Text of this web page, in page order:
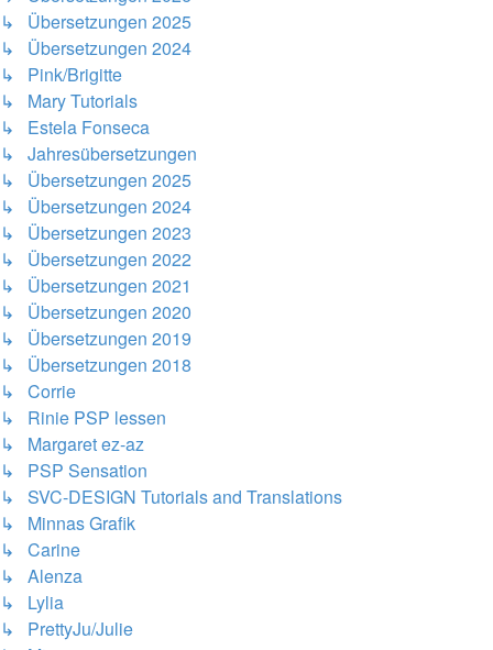
↳ Übersetzungen 2025
↳ Übersetzungen 2024
↳ Pink/Brigitte
↳ Mary Tutorials
↳ Estela Fonseca
↳ Jahresübersetzungen
↳ Übersetzungen 2025
↳ Übersetzungen 2024
↳ Übersetzungen 2023
↳ Übersetzungen 2022
↳ Übersetzungen 2021
↳ Übersetzungen 2020
↳ Übersetzungen 2019
↳ Übersetzungen 2018
↳ Corrie
↳ Rinie PSP lessen
↳ Margaret ez-az
↳ PSP Sensation
↳ SVC-DESIGN Tutorials and Translations
↳ Minnas Grafik
↳ Carine
↳ Alenza
↳ Lylia
↳ PrettyJu/Julie